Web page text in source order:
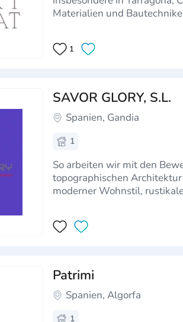
Materialien und Bautechniken für unsere
1
SAVOR GLORY, S.L.
Spanien, Gandia
1
So arbeiten wir mit den
topographischen
moderner Wohnstil,
Patrimi
Spanien, Algorfa
1